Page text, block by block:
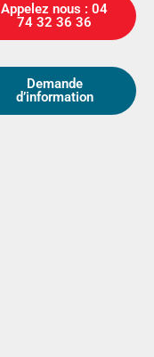
Appelez nous : 04
74 32 36 36
Demande
d’information